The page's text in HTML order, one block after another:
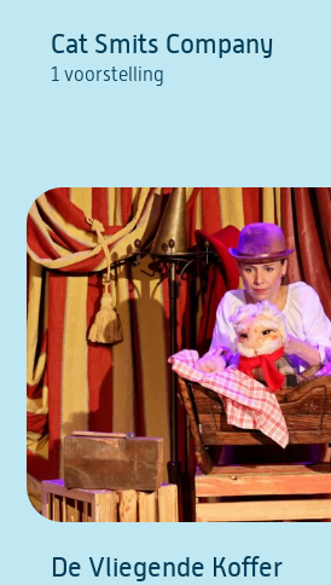
Cat Smits Company
1 voorstelling
De Vliegende Koffer